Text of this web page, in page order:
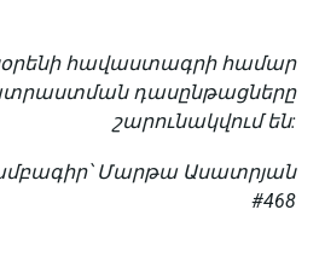
հավաստագրի համար
դասընթացները
շարունակվում են:
Մարթա Ասատրյան
#468